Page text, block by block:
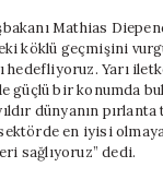
Mathias
köklü geçmişini
hedefliyoruz. Yarı
güçlü bir konumda
dünyanın
en iyisi
sağlıyoruz” dedi.